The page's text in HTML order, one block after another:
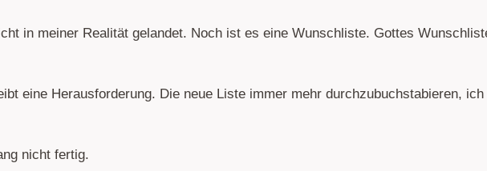
in meiner Realität gelandet. Noch ist es eine Wunschliste. Gottes
eine Herausforderung. Die neue Liste immer mehr durchzubuchstabieren, ich
nicht fertig.